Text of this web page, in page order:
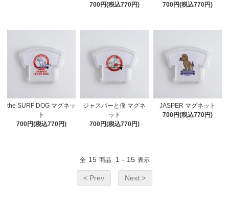
700円(税込770円)
700円(税込770円)
the SURF DOG マグネッ
ト
700円(税込770円)
ジャスパーと僕 マグネ
ット
700円(税込770円)
JASPER マグネット
700円(税込770円)
全 15 商品 1 - 15 表示
< Prev Next >